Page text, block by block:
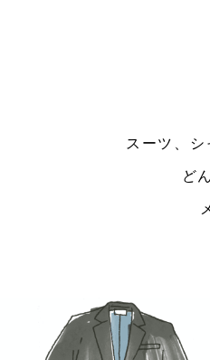
スーツ、
ど